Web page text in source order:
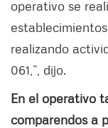
operativo se
realizando
061,”, dijo.
En el operativo
comparendos a